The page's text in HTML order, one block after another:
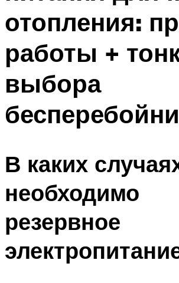
отопления:
работы +
выбора
В каких
необходимо
резервное